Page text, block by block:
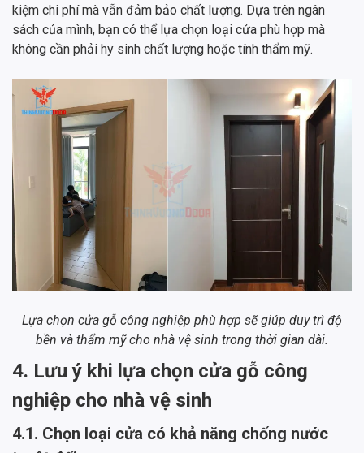
kiệm chi phí mà vẫn đảm bảo chất lượng. Dựa trên ngân
sách của mình, bạn có thể lựa chọn loại cửa phù hợp mà
không cần phải hy sinh chất lượng hoặc tính thẩm mỹ.
Lựa chọn cửa gỗ công nghiệp phù hợp sẽ giúp duy trì độ
bền và thẩm mỹ cho nhà vệ sinh trong thời gian dài.
4. Lưu ý khi lựa chọn cửa gỗ công
nghiệp cho nhà vệ sinh
4.1. Chọn loại cửa có khả năng chống nước